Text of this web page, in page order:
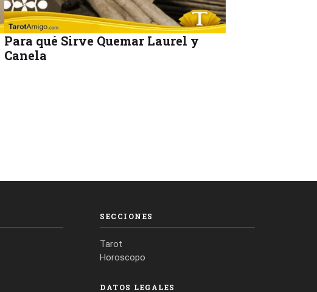
Para qué Sirve Quemar Laurel y
Canela
SECCIONES
Tarot
Horoscopo
DATOS LEGALES